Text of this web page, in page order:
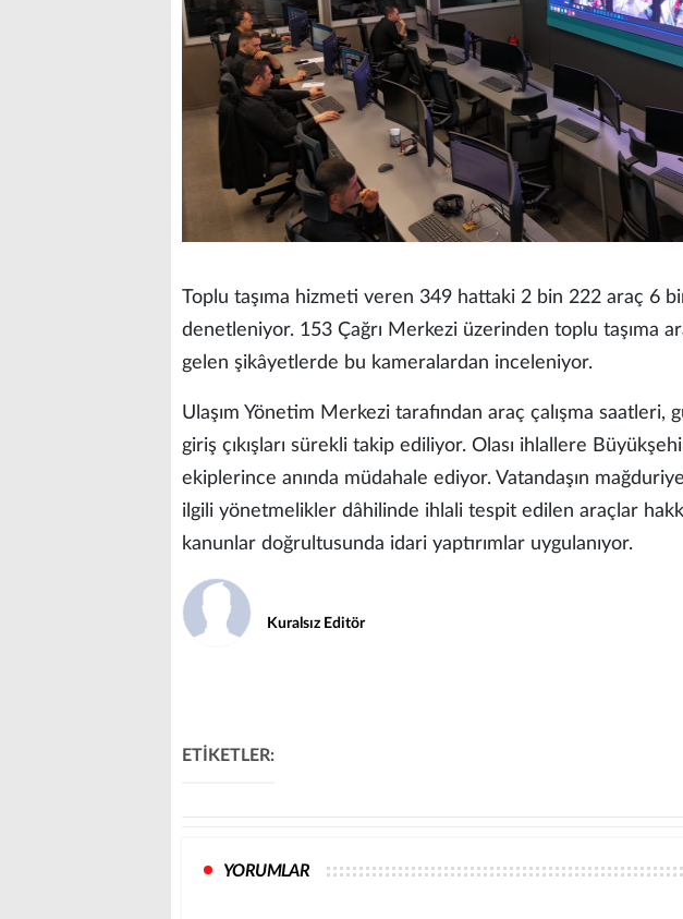
Toplu taşıma hizmeti veren 349 hattaki 2 bin 222 araç 6
denetleniyor. 153 Çağrı Merkezi üzerinden toplu taşıma
gelen şikâyetlerde bu kameralardan inceleniyor.
Ulaşım Yönetim Merkezi tarafından araç çalışma
giriş çıkışları sürekli takip ediliyor. Olası ihlallere
ekiplerince anında müdahale ediyor. Vatandaşın
ilgili yönetmelikler dâhilinde ihlali tespit edilen araçlar
kanunlar doğrultusunda idari yaptırımlar uygulanıyor.
Kuralsız Editör
ETİKETLER:
YORUMLAR